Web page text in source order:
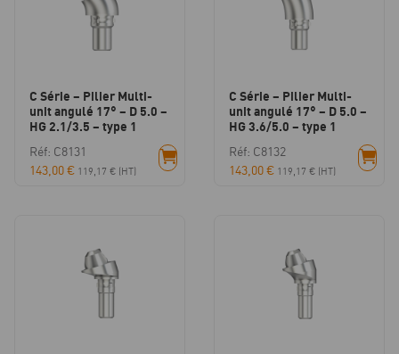
C Série – Pilier Multi-
unit angulé 17° – D 5.0 –
HG 2.1/3.5 – type 1
Réf: C8131
143,00€ 119,17 € (HT)
C Série – Pilier Multi-
unit angulé 17° – D 5.0 –
HG 3.6/5.0 – type 1
Réf: C8132
143,00€ 119,17 € (HT)